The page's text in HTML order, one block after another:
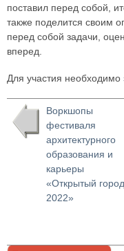
поставил перед собой,
также поделится своим
перед собой задачи,
вперед.
Для участия необходимо
Воркшопы
фестиваля
архитектурного
образования и
карьеры
«Открытый город
2022»